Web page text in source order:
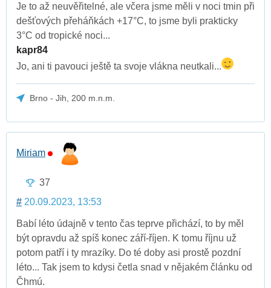
Je to až neuvěřitelné, ale včera jsme měli v noci tmin při
dešťových přeháňkách +17°C, to jsme byli prakticky
3°C od tropické noci...
kapr84
Jo, ani ti pavouci ještě ta svoje vlákna neutkali...
Brno - Jih, 200 m.n.m.
Miriam
37
# 20.09.2023, 13:53
Babí léto údajně v tento čas teprve přichází, to by měl
být opravdu až spíš konec září-říjen. K tomu říjnu už
potom patří i ty mrazíky. Do té doby asi prostě pozdní
léto... Tak jsem to kdysi četla snad v nějakém článku od
Čhmú.